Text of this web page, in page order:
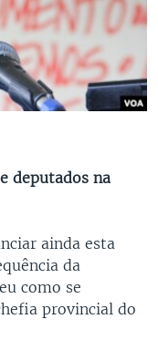
deputados na
ainda esta
da
como se
provincial do